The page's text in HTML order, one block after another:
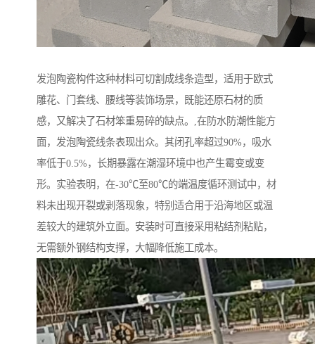
发泡陶瓷构件这种材料可切割成线条造型，适用于欧式
雕花、门套线、腰线等装饰场景，既能还原石材的质
感，又解决了石材笨重易碎的缺点。,在防水防潮性能方
面，发泡陶瓷线条表现出众。其闭孔率超过90%，吸水
率低于0.5%，长期暴露在潮湿环境中也产生霉变或变
形。实验表明，在-30℃至80℃的端温度循环测试中，材
料未出现开裂或剥落现象，特别适合用于沿海地区或温
差较大的建筑外立面。安装时可直接采用粘结剂粘贴，
无需额外钢结构支撑，大幅降低施工成本。